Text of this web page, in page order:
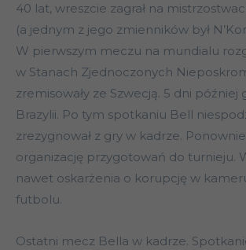
40 lat, wreszcie zagrał na
(a jednym z jego zmienników był
W pierwszym meczu na mundialu
w Stanach Zjednoczonych
zremisowały ze Szwecją. 5 dni później
Brazylii. Po tym spotkaniu Bell
zrezygnował z gry w kadrze.
organizację przygotowań do turnieju.
nawet oskarżenia o korupcję w
futbolu.
Ostatni mecz Bella w kadrze.